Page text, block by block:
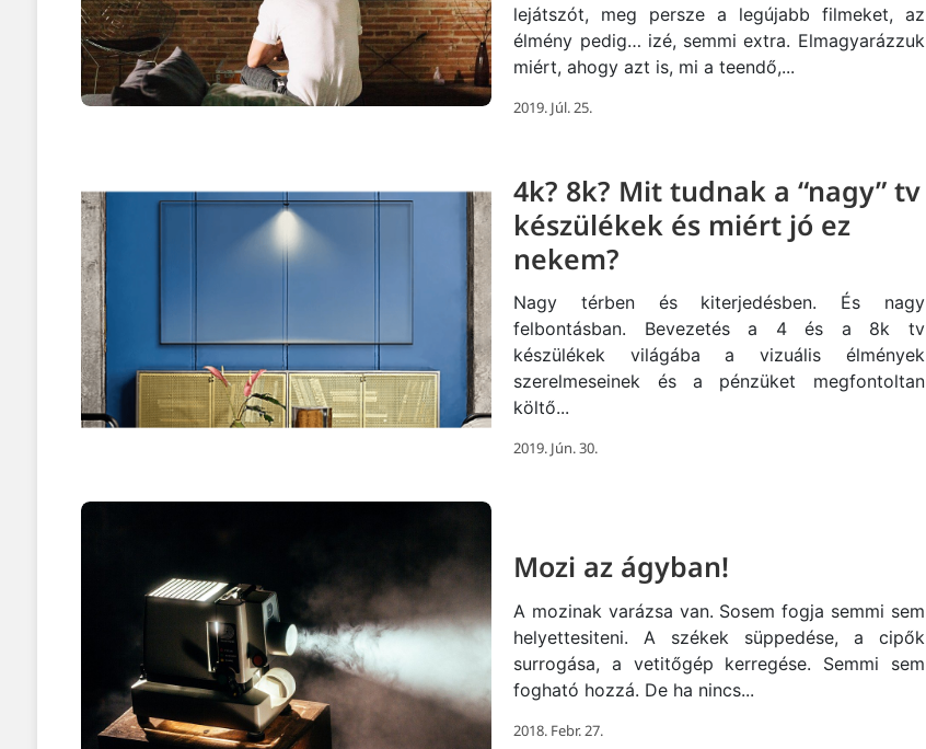
lejátszót, meg persze a legújabb filmeket, az
élmény pedig… izé, semmi extra. Elmagyarázzuk
miért, ahogy azt is, mi a teendő,...
2019. Júl. 25.
4k? 8k? Mit tudnak a “nagy” tv
készülékek és miért jó ez
nekem?
Nagy térben és kiterjedésben. És nagy
felbontásban. Bevezetés a 4 és a 8k tv
készülékek világába a vizuális élmények
szerelmeseinek és a pénzüket megfontoltan
költő...
2019. Jún. 30.
Mozi az ágyban!
A mozinak varázsa van. Sosem fogja semmi sem
helyettesiteni. A székek süppedése, a cipők
surrogása, a vetitőgép kerregése. Semmi sem
fogható hozzá. De ha nincs...
2018. Febr. 27.